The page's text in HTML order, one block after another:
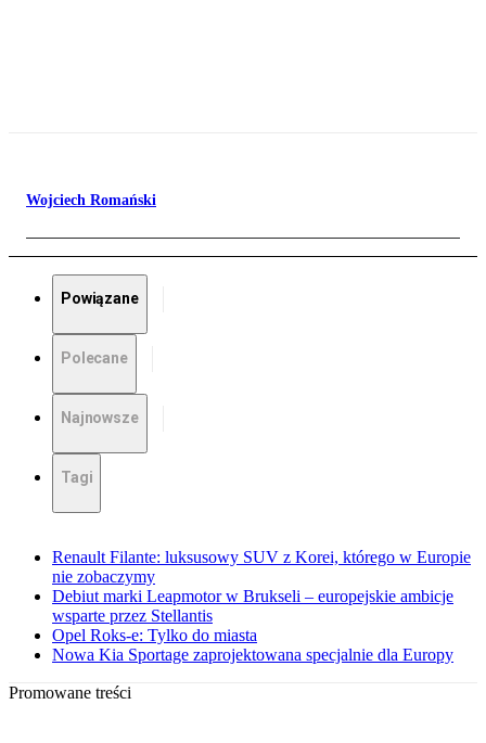
Wojciech Romański
Powiązane
Polecane
Najnowsze
Tagi
Renault Filante: luksusowy SUV z Korei, którego w Europie
nie zobaczymy
Debiut marki Leapmotor w Brukseli – europejskie ambicje
wsparte przez Stellantis
Opel Roks-e: Tylko do miasta
Nowa Kia Sportage zaprojektowana specjalnie dla Europy
Promowane treści